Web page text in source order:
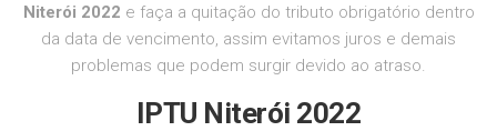
Niterói 2022 e faça a quitação do tributo obrigatório dentro
da data de vencimento, assim evitamos juros e demais
problemas que podem surgir devido ao atraso.
IPTU Niterói 2022